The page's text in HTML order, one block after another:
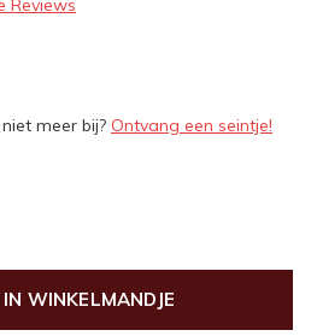
Reviews
meer bij? Ontvang een seintje!
IN WINKELMANDJE